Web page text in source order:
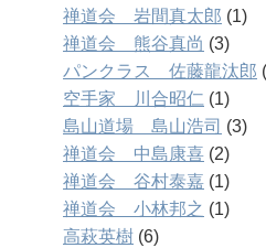
禅道会 岩間真太郎 (1)
禅道会 熊谷真尚 (3)
パンクラス 佐藤龍汰郎
空手家 川合昭仁 (1)
島山道場 島山浩司 (3)
禅道会 中島康喜 (2)
禅道会 谷村泰嘉 (1)
禅道会 小林邦之 (1)
高萩英樹 (6)